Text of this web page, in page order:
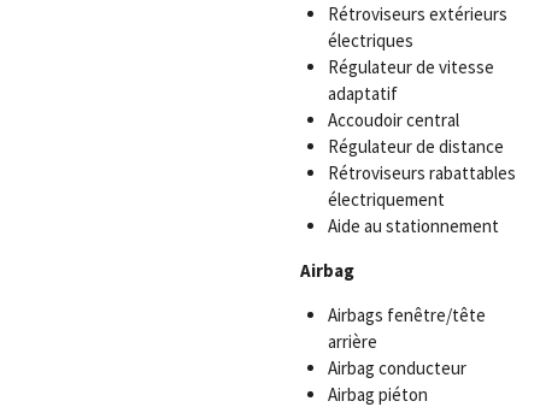
Rétroviseurs extérieurs
électriques
Régulateur de vitesse
adaptatif
Accoudoir central
Régulateur de distance
Rétroviseurs rabattables
électriquement
Aide au stationnement
Airbag
Airbags fenêtre/tête
arrière
Airbag conducteur
Airbag piéton